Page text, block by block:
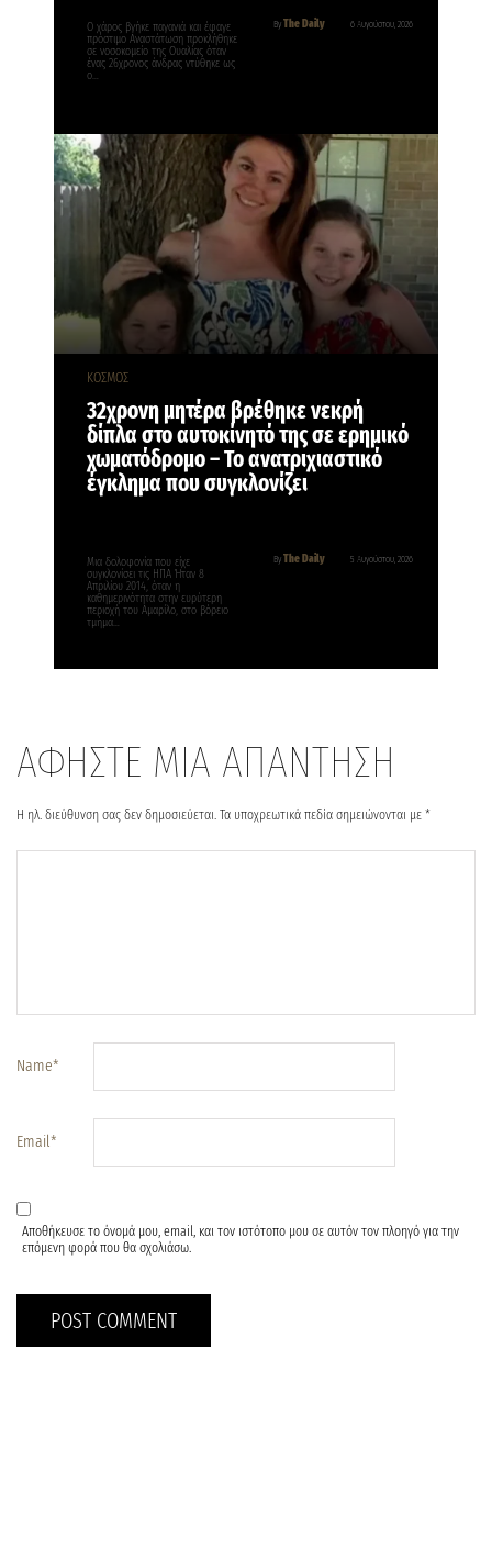
By The Daily 6 Αυγούστου, 2026
Ο χάρος βγήκε παγανιά και έφαγε
πρόστιμο Αναστάτωση προκλήθηκε
σε νοσοκομείο της Ουαλίας όταν
ένας 26χρονος άνδρας ντύθηκε ως
ο…
ΚΟΣΜΟΣ
32χρονη μητέρα βρέθηκε νεκρή
δίπλα στο αυτοκίνητό της σε ερημικό
χωματόδρομο – Το ανατριχιαστικό
έγκλημα που συγκλονίζει
By The Daily 5 Αυγούστου, 2026
Μια δολοφονία που είχε
συγκλονίσει τις ΗΠΑ Ήταν 8
Απριλίου 2014, όταν η
καθημερινότητα στην ευρύτερη
περιοχή του Αμαρίλο, στο βόρειο
τμήμα…
ΑΦΗΣΤΕ ΜΙΑ ΑΠΑΝΤΗΣΗ
Η ηλ. διεύθυνση σας δεν δημοσιεύεται. Τα υποχρεωτικά πεδία σημειώνονται με *
Name*
Email*
Αποθήκευσε το όνομά μου, email, και τον ιστότοπο μου σε αυτόν τον πλοηγό για την
επόμενη φορά που θα σχολιάσω.